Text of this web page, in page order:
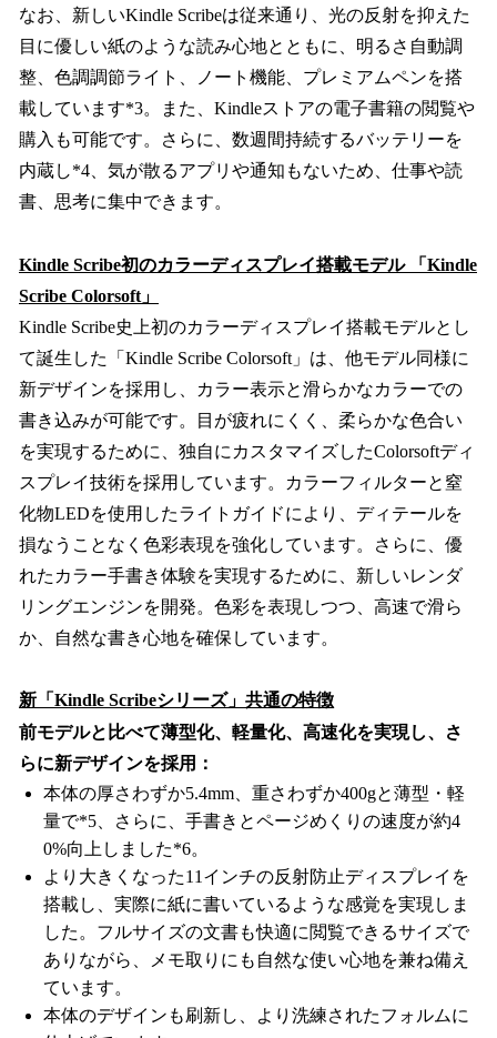
なお、新しいKindle Scribeは従来通り、光の反射を抑えた
目に優しい紙のような読み心地とともに、明るさ自動調
整、色調調節ライト、ノート機能、プレミアムペンを搭
載しています*3。また、Kindleストアの電子書籍の閲覧や
購入も可能です。さらに、数週間持続するバッテリーを
内蔵し*4、気が散るアプリや通知もないため、仕事や読
書、思考に集中できます。
Kindle Scribe初のカラーディスプレイ搭載モデル 「Kindle
Scribe Colorsoft」
Kindle Scribe史上初のカラーディスプレイ搭載モデルとし
て誕生した「Kindle Scribe Colorsoft」は、他モデル同様に
新デザインを採用し、カラー表示と滑らかなカラーでの
書き込みが可能です。目が疲れにくく、柔らかな色合い
を実現するために、独自にカスタマイズしたColorsoftディ
スプレイ技術を採用しています。カラーフィルターと窒
化物LEDを使用したライトガイドにより、ディテールを
損なうことなく色彩表現を強化しています。さらに、優
れたカラー手書き体験を実現するために、新しいレンダ
リングエンジンを開発。色彩を表現しつつ、高速で滑ら
か、自然な書き心地を確保しています。
新「Kindle Scribeシリーズ」共通の特徴
前モデルと比べて薄型化、軽量化、高速化を実現し、さ
らに新デザインを採用：
本体の厚さわずか5.4mm、重さわずか400gと薄型・軽
量で*5、さらに、手書きとページめくりの速度が約4
0%向上しました*6。
より大きくなった11インチの反射防止ディスプレイを
搭載し、実際に紙に書いているような感覚を実現しま
した。フルサイズの文書も快適に閲覧できるサイズで
ありながら、メモ取りにも自然な使い心地を兼ね備え
ています。
本体のデザインも刷新し、より洗練されたフォルムに